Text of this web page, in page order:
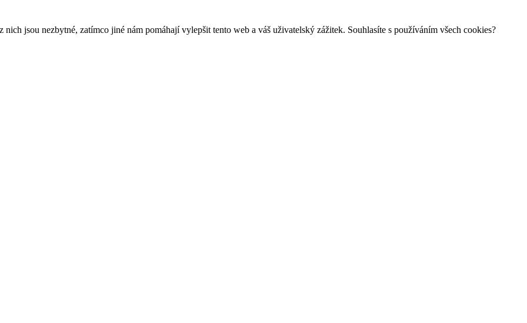
jsou nezbytné, zatímco jiné nám pomáhají vylepšit tento web a váš uživatelský zážitek. Souhlasíte s používáním všech cookies?